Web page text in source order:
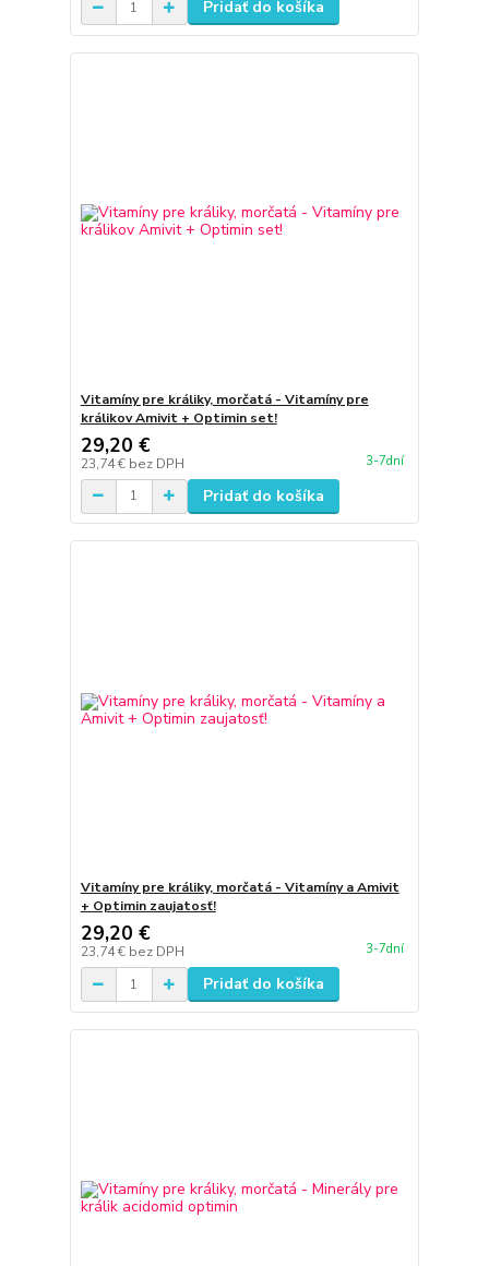
Pridať do košíka
Vitamíny pre králiky, morčatá - Vitamíny pre
králikov Amivit + Optimin set!
29,20 €
23,74 € bez DPH 3-7dní
Pridať do košíka
Vitamíny pre králiky, morčatá - Vitamíny a Amivit
+ Optimin zaujatosť!
29,20 €
23,74 € bez DPH 3-7dní
Pridať do košíka